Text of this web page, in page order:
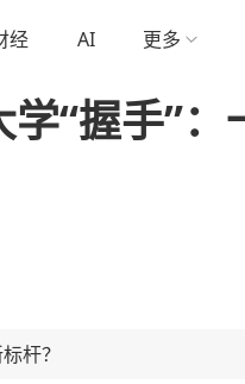
经 AI 更多
“握手”：
杆？